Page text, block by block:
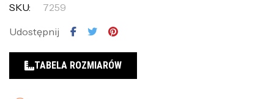
SKU:
7259
Udostępnij
TABELA ROZMIARÓW